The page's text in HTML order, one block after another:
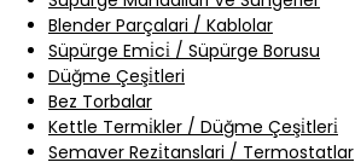
Blender Parçalari / Kablolar
Süpürge Emi̇ci̇ / Süpürge Borusu
Düğme Çeşi̇tleri
Bez Torbalar
Kettle Termi̇kler / Düğme Çeşi̇tleri̇
Semaver Rezi̇tanslari / Termostatlar